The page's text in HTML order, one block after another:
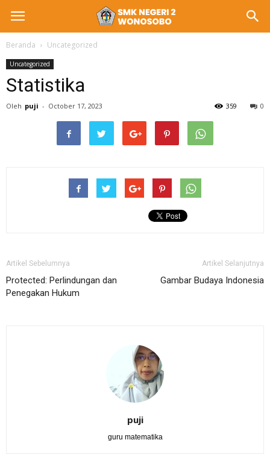
Beranda Uncategorized
Uncategorized
Statistika
Oleh puji - October 17, 2023 0
359
Artikel Sebelumnya
Protected: Perlindungan dan
Penegakan Hukum
Artikel Selanjutnya
Gambar Budaya Indonesia
puji
guru matematika